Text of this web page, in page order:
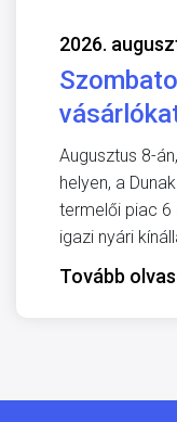
2026.
Augusztus 8-
helyen, a
termelői piac
igazi nyári
Tovább